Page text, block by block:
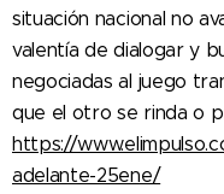
situación nacional no
valentía de dialogar y
negociadas al juego
que el otro se rinda o
https://
adelante-25ene/